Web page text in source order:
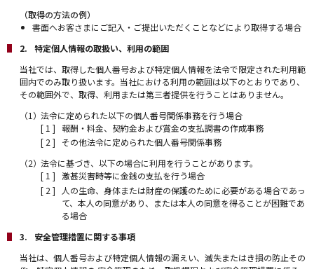
（取得の方法の例）
書面へお客さまにご記入・ご提出いただくことなどにより取得する場合
特定個人情報の取扱い、利用の範囲
当社では、取得した個人番号および特定個人情報を法令で限定された利用範
囲内でのみ取り扱います。当社における利用の範囲は以下のとおりであり、
その範囲外で、取得、利用または第三者提供を行うことはありません。
法令に定められた以下の個人番号関係事務を行う場合
報酬・料金、契約金および賞金の支払調書の作成事務
その他法令に定められた個人番号関係事務
法令に基づき、以下の場合に利用を行うことがあります。
激甚災害時等に金銭の支払を行う場合
人の生命、身体または財産の保護のために必要がある場合であっ
て、本人の同意があり、または本人の同意を得ることが困難であ
る場合
安全管理措置に関する事項
当社は、個人番号および特定個人情報の漏えい、滅失またはき損の防止その